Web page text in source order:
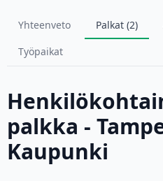
Yhteenveto Palkat (2)
Työpaikat
palkka -
Kaupunki